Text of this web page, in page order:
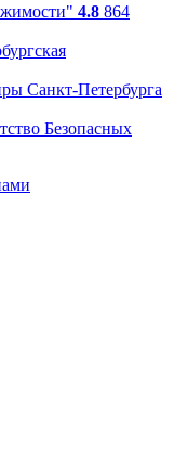
4.8 864
Санкт-Петербурга
Безопасных